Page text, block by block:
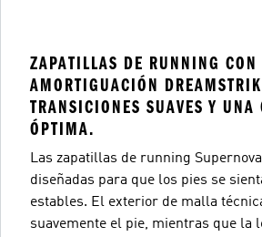
ZAPATILLAS DE RUNNING CON
AMORTIGUACIÓN
TRANSICIONES SUAVES Y UNA
ÓPTIMA.
Las zapatillas de running
diseñadas para que los pies se
estables. El exterior de malla
suavemente el pie, mientras que la